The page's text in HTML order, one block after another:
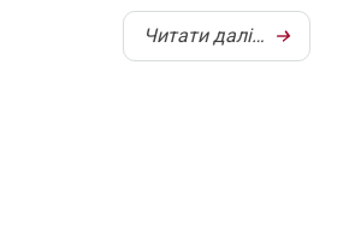
Читати далі…